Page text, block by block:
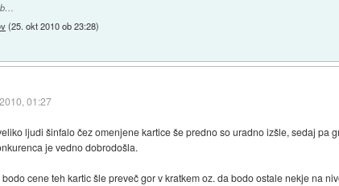
(25. okt 2010 ob 23:28)
01:27
ljudi šinfalo čez omenjene kartice še predno so uradno izšle, sedaj pa
je vedno dobrodošla.
cene teh kartic šle preveč gor v kratkem oz. da bodo ostale nekje na